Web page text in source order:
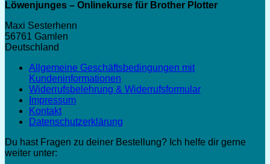
Löwenjunges – Onlinekurse für Brother Plotter
Maxi Sesterhenn
56761 Gamlen
Deutschland
Allgemeine Geschäftsbedingungen mit
Kundeninformationen
Widerrufsbelehrung & Widerrufsformular
Impressum
Kontakt
Datenschutzerklärung
Du hast Fragen zu deiner Bestellung? Ich helfe dir gerne
weiter unter: